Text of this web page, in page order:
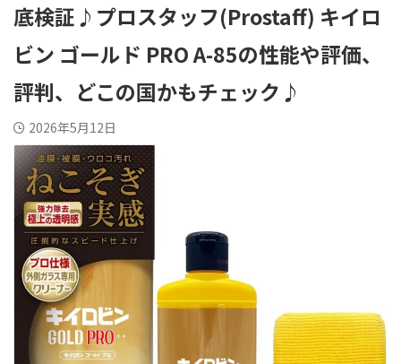
底検証♪プロスタッフ(Prostaff) キイロ
ビン ゴールド PRO A-85の性能や評価、
評判、どこの国かもチェック♪
2026年5月12日